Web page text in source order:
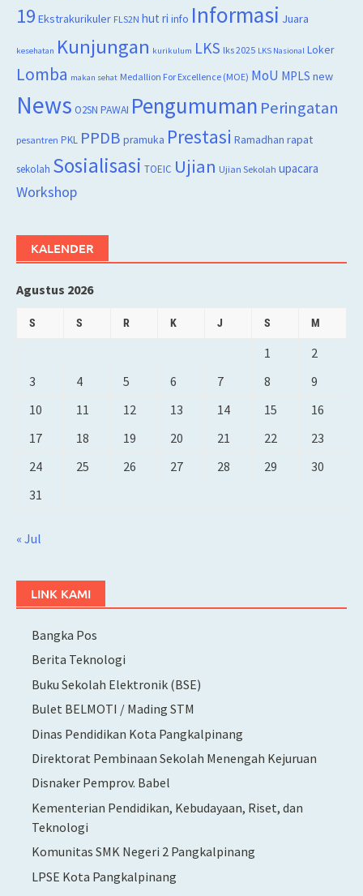
19 Ekstrakurikuler FLS2N hut ri info Informasi Juara
kesehatan Kunjungan kurikulum LKS lks 2025 LKS Nasional Loker
Lomba makan sehat Medallion For Excellence (MOE) MoU MPLS new
News O2SN PAWAI Pengumuman Peringatan
pesantren PKL PPDB pramuka Prestasi Ramadhan rapat
sekolah Sosialisasi TOEIC Ujian Ujian Sekolah upacara
Workshop
KALENDER
Agustus 2026
S S R K J S M
1
2
3
4 5 6 7 8
9
10
11 12 13 14 15
16
17
18 19 20 21 22
23
24
25 26 27 28 29
30
31
« Jul
LINK KAMI
Bangka Pos
Berita Teknologi
Buku Sekolah Elektronik (BSE)
Bulet BELMOTI / Mading STM
Dinas Pendidikan Kota Pangkalpinang
Direktorat Pembinaan Sekolah Menengah Kejuruan
Disnaker Pemprov. Babel
Kementerian Pendidikan, Kebudayaan, Riset, dan
Teknologi
Komunitas SMK Negeri 2 Pangkalpinang
LPSE Kota Pangkalpinang